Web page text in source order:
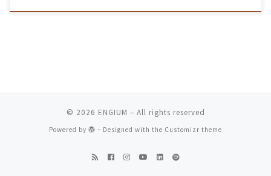
© 2026 ENGIUM – All rights reserved
Powered by – Designed with the Customizr theme